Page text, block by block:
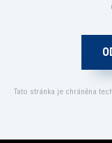
Tato stránka je chráněna